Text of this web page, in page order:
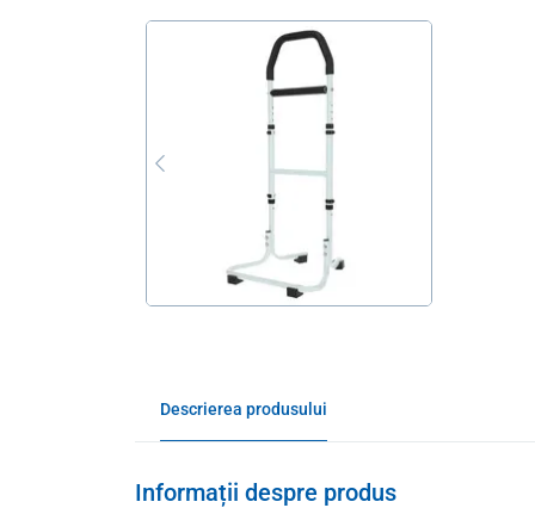
Descrierea produsului
Informații despre produs